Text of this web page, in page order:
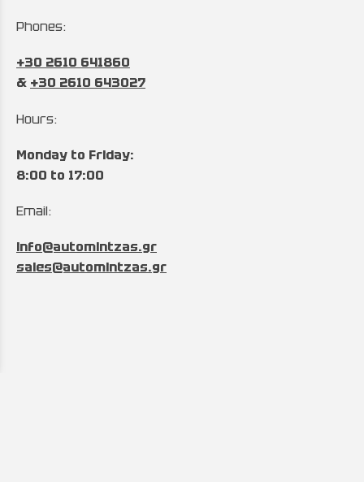
Phones:
+30 2610 641860
& +30 2610 643027
Hours:
Monday to Friday:
8:00 to 17:00
Email:
info@automintzas.gr
sales@automintzas.gr